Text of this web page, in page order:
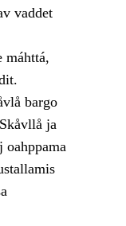
vaddet
máhttá,
bargo
ja